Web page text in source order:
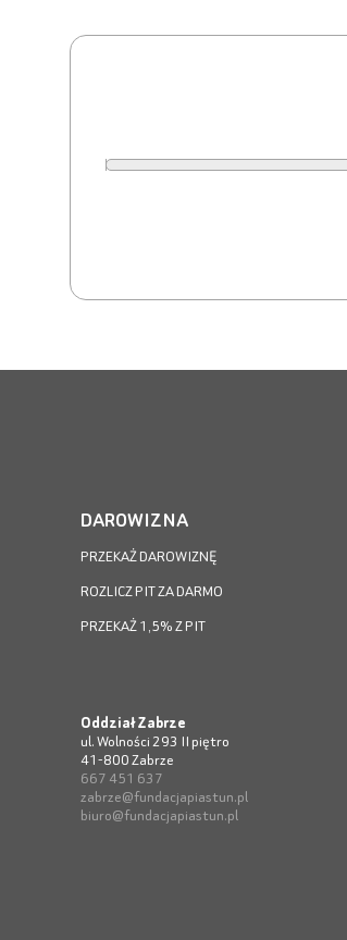
DAROWIZNA
PRZEKAŻ DAROWIZNĘ
ROZLICZ PIT ZA DARMO
PRZEKAŻ 1,5% Z PIT
Oddział Zabrze
ul. Wolności 293 II piętro
41-800 Zabrze
667 451 637
zabrze@fundacjapiastun.pl
biuro@fundacjapiastun.pl